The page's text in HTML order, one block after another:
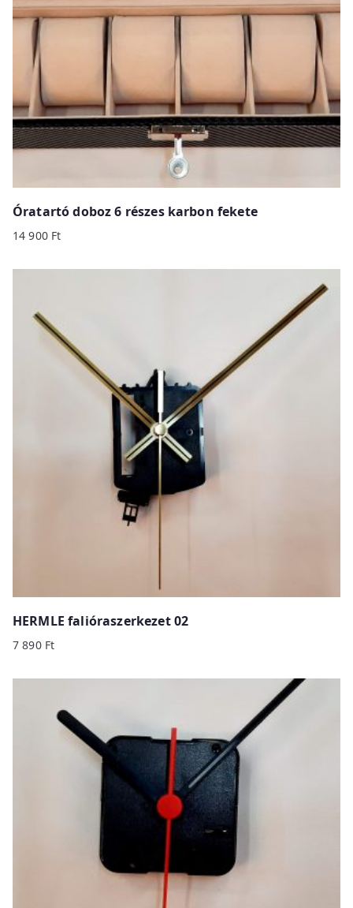
Óratartó doboz 6 részes karbon fekete
14 900 Ft
HERMLE falióraszerkezet 02
7 890 Ft